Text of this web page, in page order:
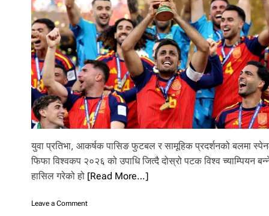
ब
ना
९
व
र्षी
य
य
मा
ल
युवा प्रतिभा, आकर्षक पासिङ फुटबल र सामूहिक प्रदर्शनको बलमा
फिफा विश्वकप २०२६ को उपाधि जित्दै दोस्रो पटक विश्व च्याम्पियन
हासिल गरेको हो [Read More…]
Leave a Commento